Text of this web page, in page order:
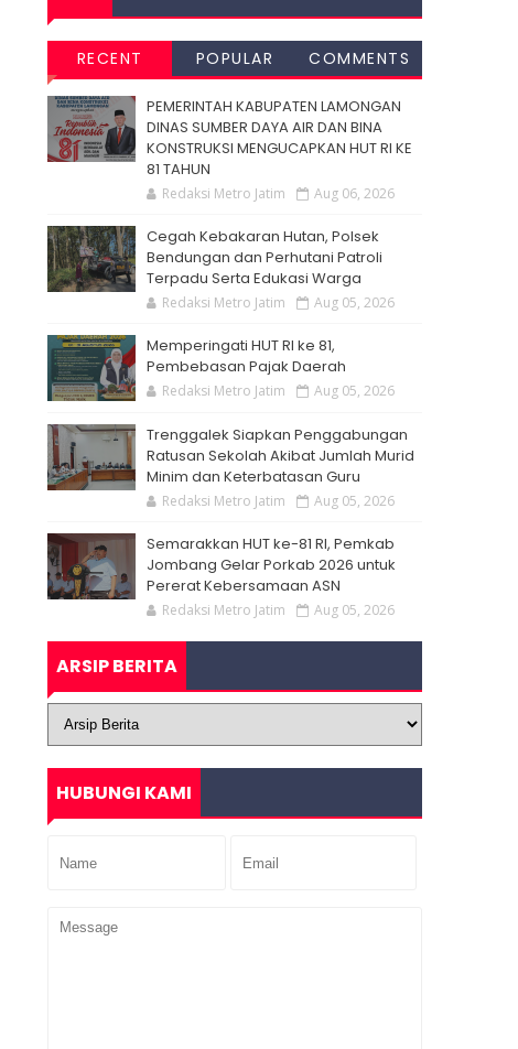
RECENT POPULAR COMMENTS
PEMERINTAH KABUPATEN LAMONGAN
DINAS SUMBER DAYA AIR DAN BINA
KONSTRUKSI MENGUCAPKAN HUT RI KE
81 TAHUN
Redaksi Metro Jatim Aug 06, 2026
Cegah Kebakaran Hutan, Polsek
Bendungan dan Perhutani Patroli
Terpadu Serta Edukasi Warga
Redaksi Metro Jatim Aug 05, 2026
Memperingati HUT RI ke 81,
Pembebasan Pajak Daerah
Redaksi Metro Jatim Aug 05, 2026
Trenggalek Siapkan Penggabungan
Ratusan Sekolah Akibat Jumlah Murid
Minim dan Keterbatasan Guru
Redaksi Metro Jatim Aug 05, 2026
Semarakkan HUT ke-81 RI, Pemkab
Jombang Gelar Porkab 2026 untuk
Pererat Kebersamaan ASN
Redaksi Metro Jatim Aug 05, 2026
ARSIP BERITA
HUBUNGI KAMI